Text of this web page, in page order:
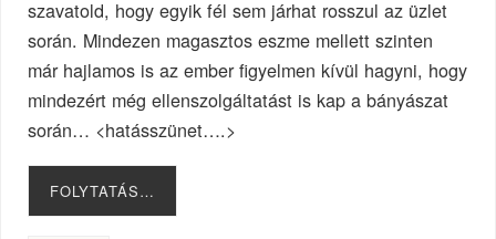
szavatold, hogy egyik fél sem járhat rosszul az üzlet
során. Mindezen magasztos eszme mellett szinten
már hajlamos is az ember figyelmen kívül hagyni, hogy
mindezért még ellenszolgáltatást is kap a bányászat
során… <hatásszünet….>
FOLYTATÁS…